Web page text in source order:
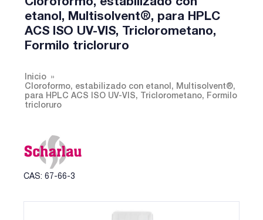
etanol, Multisolvent®, para HPLC
ACS ISO UV-VIS, Triclorometano,
Formilo tricloruro
Inicio
Cloroformo, estabilizado con etanol, Multisolvent®,
para HPLC ACS ISO UV-VIS, Triclorometano, Formilo
tricloruro
CAS: 67-66-3